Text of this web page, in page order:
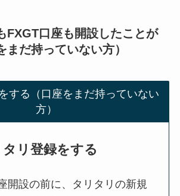
FXGT口座も開設したことが
まだ持っていない方）
する（口座をまだ持っていない
方）
タリ登録をする
開設の前に、タリタリの新規